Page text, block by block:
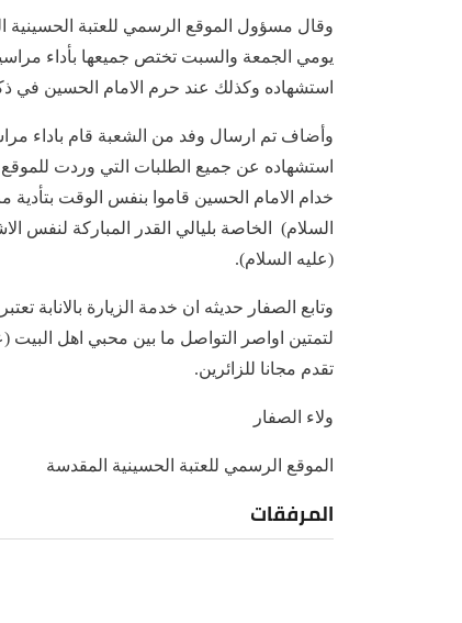
يومي الجمعة والسبت تختص جميعها بأداء
استشهاده وكذلك عند حرم الامام الحسين في
وأضاف تم ارسال وفد من الشعبة قام باداء
استشهاده عن جميع الطلبات التي وردت
خدام الامام الحسين قاموا بنفس الوقت بتأدية
السلام) الخاصة بليالي القدر المباركة
(عليه السلام).
وتابع الصفار حديثه ان خدمة الزيارة بالانابة
لتمتين اواصر التواصل ما بين محبي اهل البيت
تقدم مجانا للزائرين.
ولاء الصفار
الموقع الرسمي للعتبة الحسينية المقدسة
المرفقات